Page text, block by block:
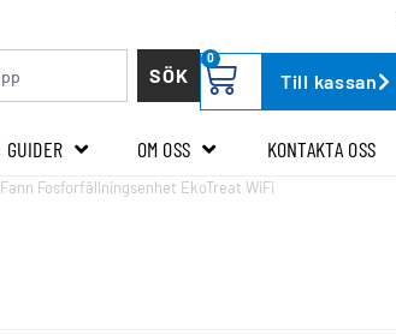
SÖK
0
Till kassan
GUIDER OM OSS KONTAKTA OSS
Fann Fosforfällningsenhet EkoTreat WiFi